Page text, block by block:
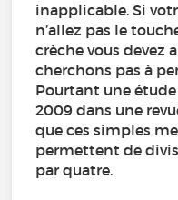
inapplicable. Si
n’allez pas le
crèche vous devez
cherchons pas à
Pourtant une
2009 dans une
que ces simples
permettent de
par quatre.